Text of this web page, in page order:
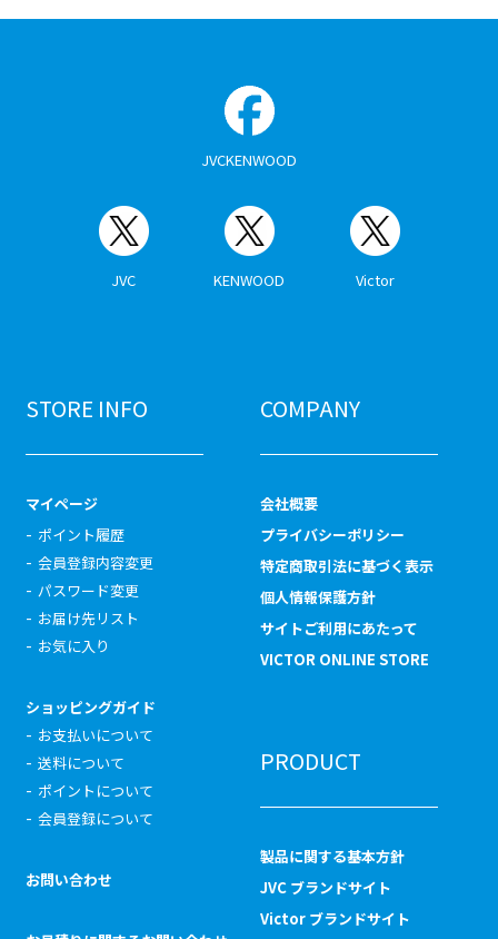
JVCKENWOOD
JVC KENWOOD Victor
STORE INFO
マイページ
ポイント履歴
会員登録内容変更
パスワード変更
お届け先リスト
お気に入り
ショッピングガイド
お支払いについて
送料について
ポイントについて
会員登録について
お問い合わせ
COMPANY
会社概要
プライバシーポリシー
特定商取引法に基づく表示
個人情報保護方針
サイトご利用にあたって
VICTOR ONLINE STORE
PRODUCT
製品に関する基本方針
JVC ブランドサイト
Victor ブランドサイト